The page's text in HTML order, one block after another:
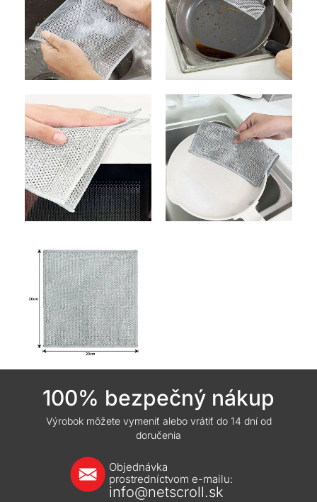
100% bezpečný nákup
Výrobok môžete vymeniť alebo vrátiť do 14 dní od
doručenia
Objednávka
prostredníctvom e-mailu:
info@netscroll.sk